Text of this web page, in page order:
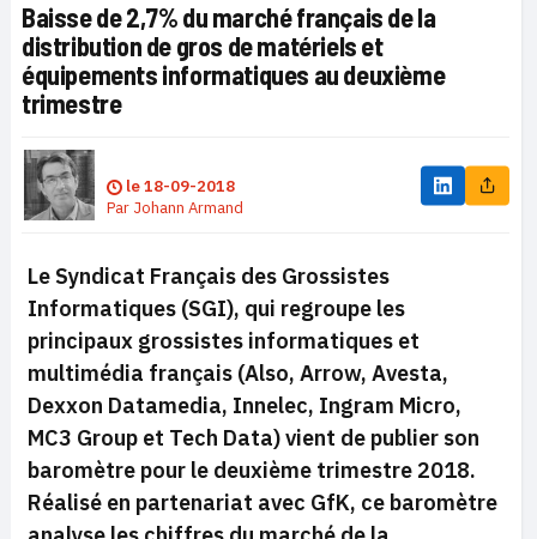
Baisse de 2,7% du marché français de la
distribution de gros de matériels et
équipements informatiques au deuxième
trimestre
le18-09-2018
Par Johann Armand
Le Syndicat Français des Grossistes
Informatiques (SGI), qui regroupe les
principaux grossistes informatiques et
multimédia français (Also, Arrow, Avesta,
Dexxon Datamedia, Innelec, Ingram Micro,
MC3 Group et Tech Data) vient de publier son
baromètre pour le deuxième trimestre 2018.
Réalisé en partenariat avec GfK, ce baromètre